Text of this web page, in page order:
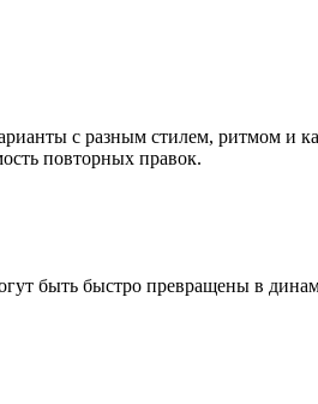
с разным стилем, ритмом и
повторных правок.
быть быстро превращены в